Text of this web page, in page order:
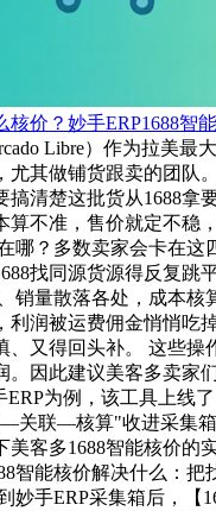
核价？妙手ERP1688智
Libre）作为拉美最
尤其做铺货跟卖的团队
清楚这批货从1688拿
算不准，售价就定不稳
哪？多数卖家会卡在这
找同源货源得反复跳
销量散落各处，成本核
利润被运费佣金悄悄吃
、又得回头补。 这些操
。因此建议美客多卖家
ERP为例，该工具上线
关联—核算"收进采集
美客多1688智能核价的
智能核价解决什么：把
妙手ERP采集箱后，【